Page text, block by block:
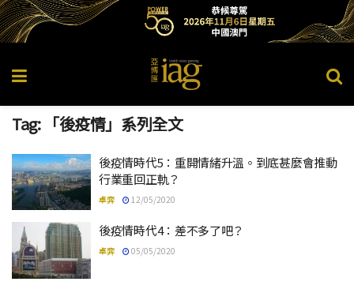
Tag: 「後疫情」系列全文
後疫情時代5：重開情緒升溫。到底甚麼會推動
行業重回正軌？
卓弈 12/05/2020
後疫情時代4：差不多了吧？
卓弈 05/05/2020